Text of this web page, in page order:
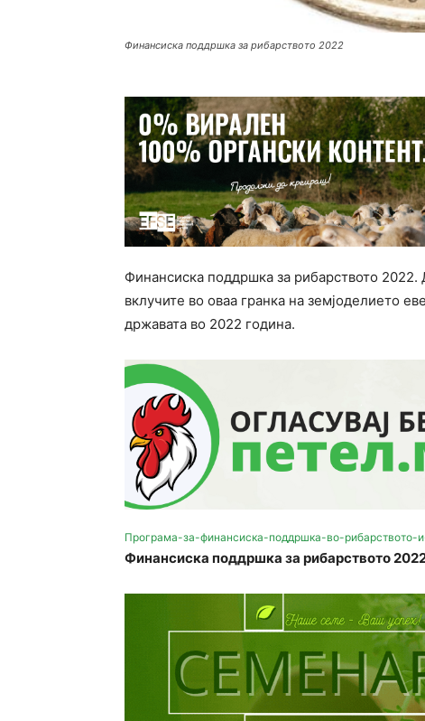
Финансиска поддршка за рибарството 2022
Финансиска поддршка за рибарството
вклучите во оваа гранка на земјоделието
државата во 2022 година.
Програма-за-финансиска-поддршка-во-рибарството-
Финансиска поддршка за рибарството